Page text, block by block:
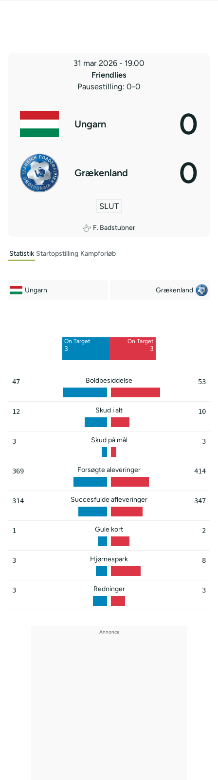
31 mar 2026 - 19.00
Friendlies
Pausestilling: 0-0
Ungarn 0
Grækenland 0
SLUT
F. Badstubner
Statistik Startopstilling Kampforløb
Ungarn Grækenland
On Target
3
On Target
3
47 Boldbesiddelse 53
12 Skud i alt 10
3 Skud på mål 3
369 Forsøgte aleveringer 414
314 Succesfulde afleveringer 347
1 Gule kort 2
3 Hjørnespark 8
3 Redninger 3